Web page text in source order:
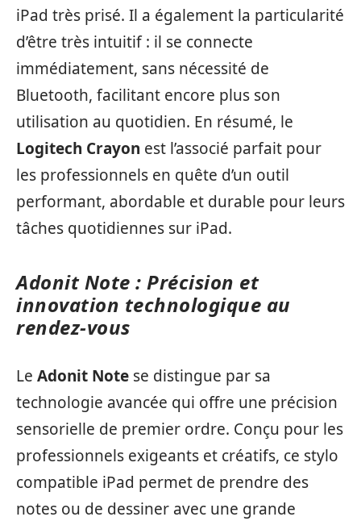
iPad très prisé. Il a également la particularité
d’être très intuitif : il se connecte
immédiatement, sans nécessité de
Bluetooth, facilitant encore plus son
utilisation au quotidien. En résumé, le
Logitech Crayon est l’associé parfait pour
les professionnels en quête d’un outil
performant, abordable et durable pour leurs
tâches quotidiennes sur iPad.
Adonit Note : Précision et
innovation technologique au
rendez-vous
Le Adonit Note se distingue par sa
technologie avancée qui offre une précision
sensorielle de premier ordre. Conçu pour les
professionnels exigeants et créatifs, ce stylo
compatible iPad permet de prendre des
notes ou de dessiner avec une grande